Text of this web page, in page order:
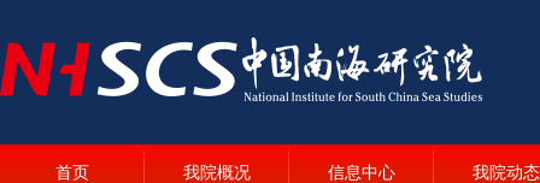
首页 我院概况 信息中心 我院动态